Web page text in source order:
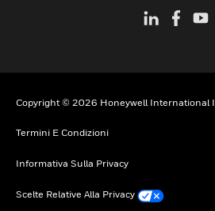
Copyright © 2026 Honeywell International
Termini E Condizioni
Informativa Sulla Privacy
Scelte Relative Alla Privacy